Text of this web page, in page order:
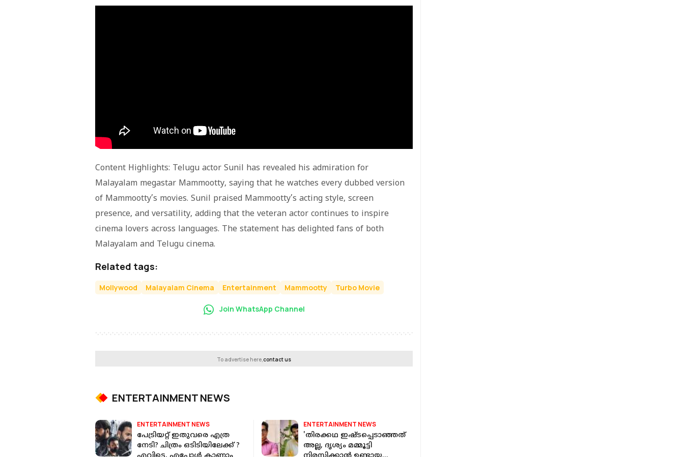
Content Highlights: Telugu actor Sunil has revealed his admiration for
Malayalam megastar Mammootty, saying that he watches every dubbed version
of Mammootty’s movies. Sunil praised Mammootty’s acting style, screen
presence, and versatility, adding that the veteran actor continues to inspire
cinema lovers across languages. The statement has delighted fans of both
Malayalam and Telugu cinema.
Related tags:
Mollywood Malayalam Cinema Entertainment Mammootty Turbo Movie
Join WhatsApp Channel
To advertise here,contact us
ENTERTAINMENT NEWS
ENTERTAINMENT NEWS
പേട്രിയറ്റ് ഇതുവരെ എത്ര
നേടി? ചിത്രം ഒടിടിയിലേക്ക് ?
ENTERTAINMENT NEWS
'തിരക്കഥ ഇഷ്ടപ്പെടാഞ്ഞത്
അല്ല, ദൃശ്യം മമ്മൂട്ടി